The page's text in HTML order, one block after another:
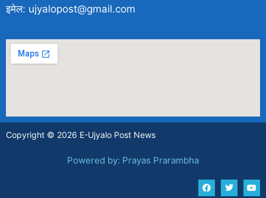
इमेल: ujyalopost@gmail.com
Copyright © 2026 E-Ujyalo Post News
Powered by: Prayas Prarambha